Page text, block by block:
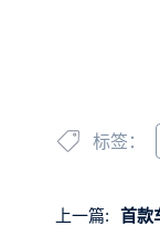
标签：
上一篇: 首款